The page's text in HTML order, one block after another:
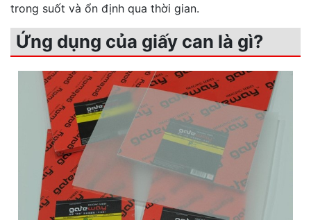
trong suốt và ổn định qua thời gian.
Ứng dụng của giấy can là gì?